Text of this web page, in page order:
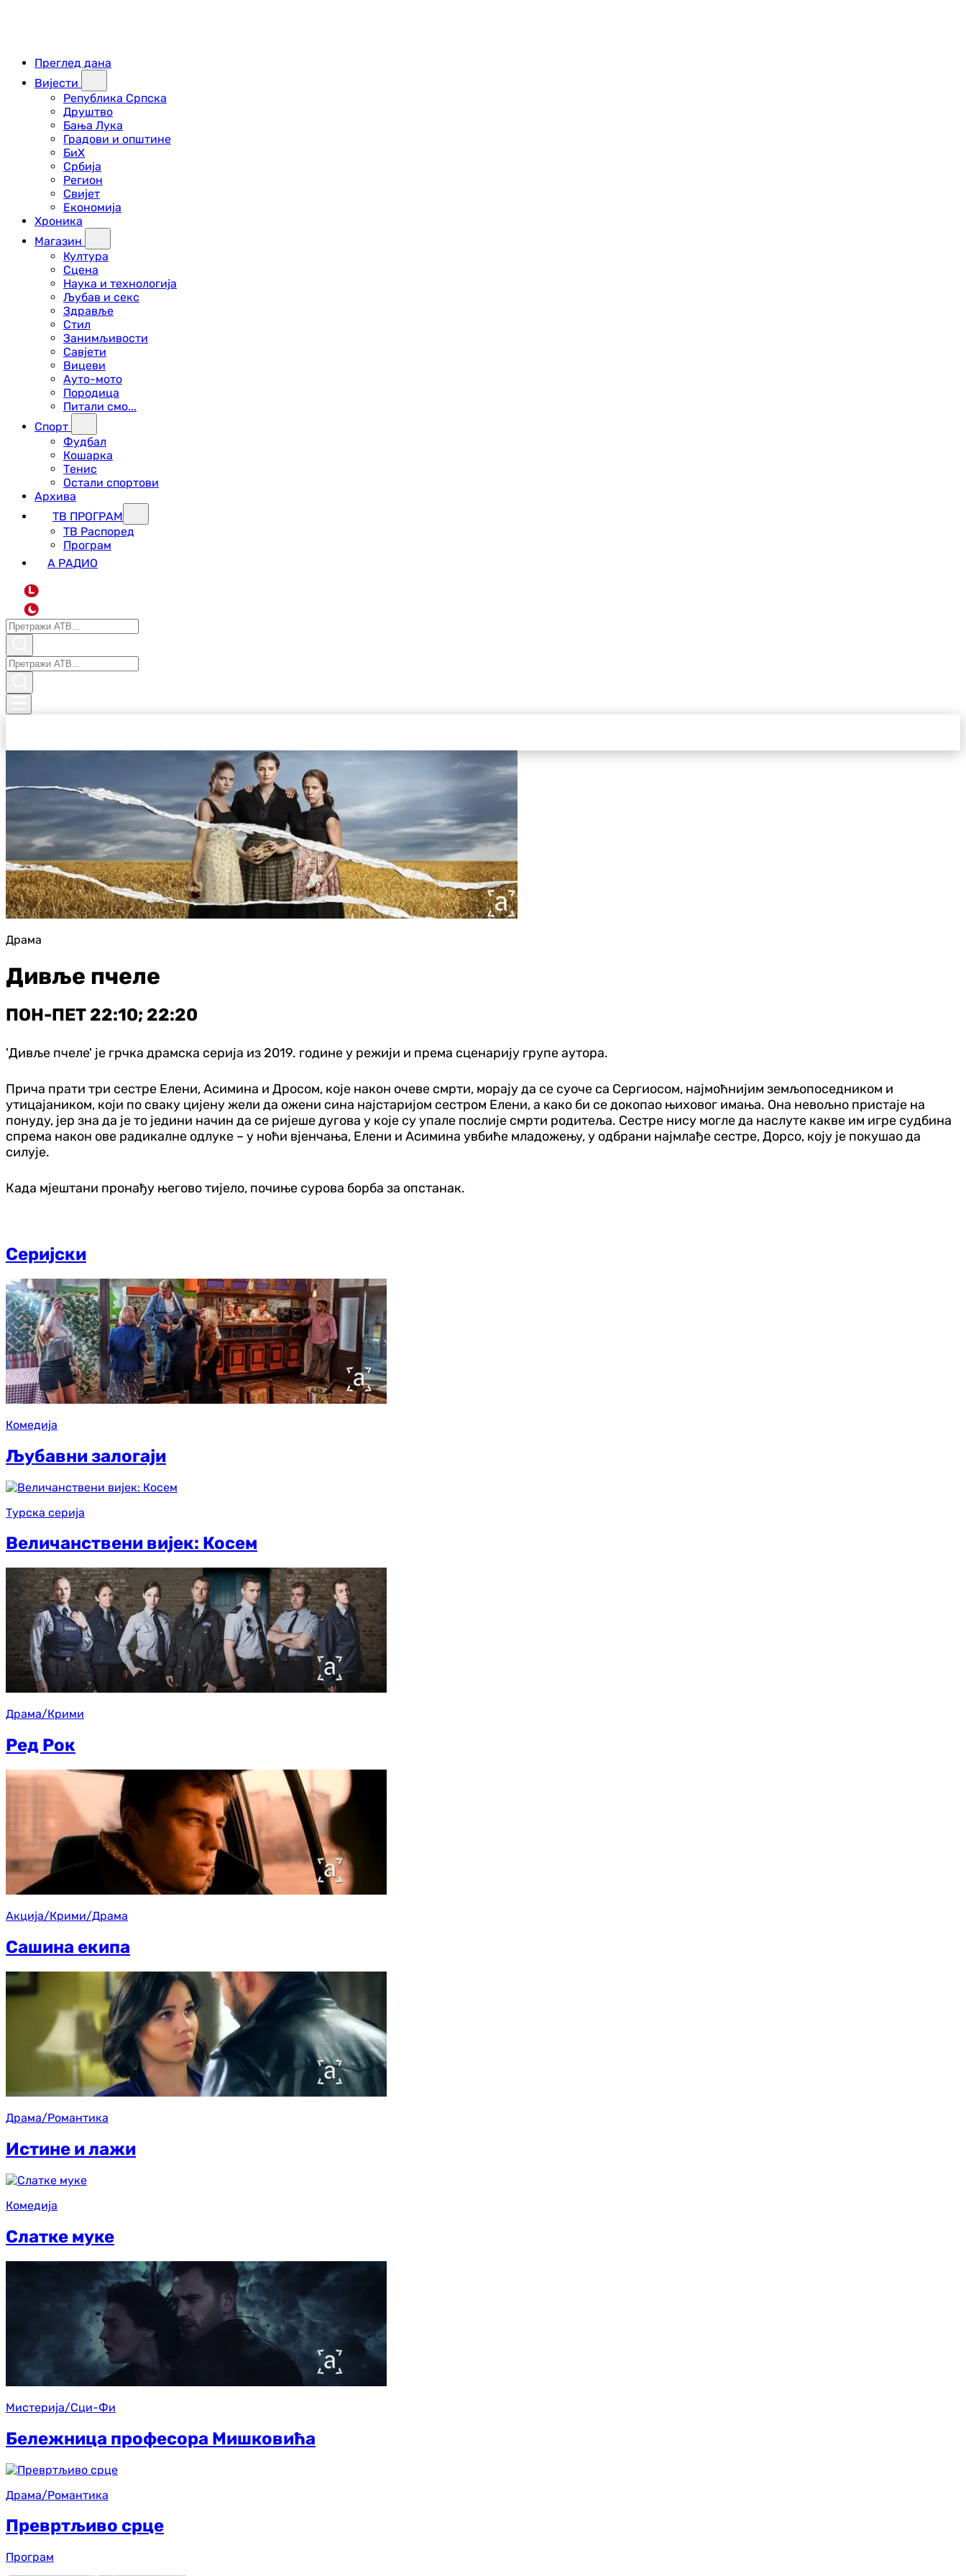
Преглед дана
Вијести
Република Српска
Друштво
Бања Лука
Градови и општине
БиХ
Србија
Регион
Свијет
Економија
Хроника
Магазин
Култура
Сцена
Наука и технологија
Љубав и секс
Здравље
Стил
Занимљивости
Савјети
Вицеви
Ауто-мото
Породица
Питали смо...
Спорт
Фудбал
Кошарка
Тенис
Остали спортови
Архива
ТВ ПРОГРАМ
ТВ Распоред
Програм
А РАДИО
L
Драма
Дивље пчеле
ПОН-ПЕТ 22:10; 22:20
'Дивље пчеле' је грчка драмска серија из 2019. године у режији и према сценарију групе аутора.
Прича прати три сестре Елени, Асимина и Дросом, које након очеве смрти, морају да се суоче са Сергиосом, најмоћнијим земљопоседником и
утицајаником, који по сваку цијену жели да ожени сина најстаријом сестром Елени, а како би се докопао њиховог имања. Она невољно пристаје на
понуду, јер зна да је то једини начин да се ријеше дугова у које су упале послије смрти родитеља. Сестре нису могле да наслуте какве им игре судбина
спрема након ове радикалне одлуке – у ноћи вјенчања, Елени и Асимина увбиће младожењу, у одбрани најмлађе сестре, Дорсо, коју је покушао да
силује.
Када мјештани пронађу његово тијело, почиње сурова борба за опстанак.
Серијски
Комедија
Љубавни залогаји
Турска серија
Величанствени вијек: Косем
Драма/Крими
Ред Рок
Акција/Крими/Драма
Сашина екипа
Драма/Романтика
Истине и лажи
Комедија
Слатке муке
Мистерија/Сци-Фи
Бележница професора Мишковића
Драма/Романтика
Превртљиво срце
Програм